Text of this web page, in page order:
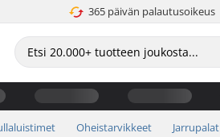
365 päivän palautusoikeus
Oheistarvikkeet Jarrupalat